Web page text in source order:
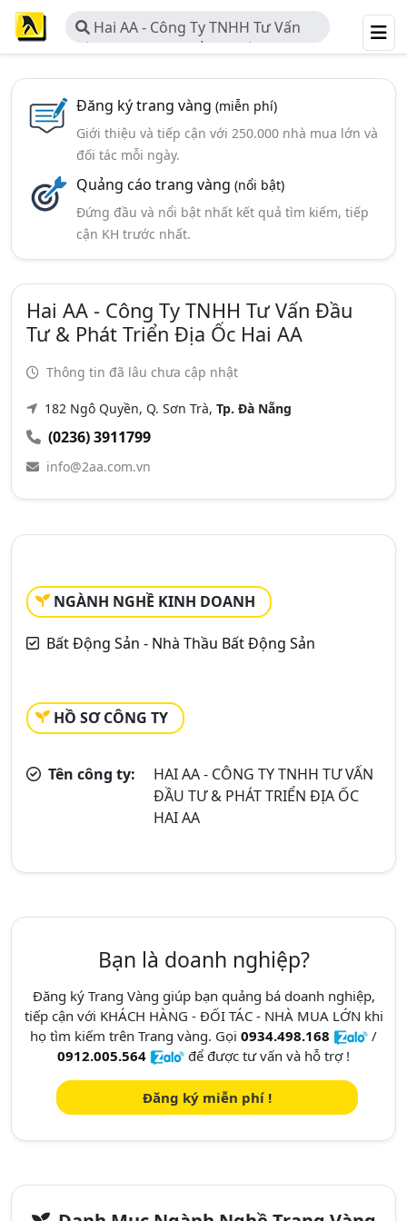
Hai AA - Công Ty TNHH Tư Vấn
Đầu Tư & Phát Triển Địa ốc Hai AA
Đăng ký trang vàng (miễn phí)
Giới thiệu và tiếp cận với 250.000 nhà mua lớn và
đối tác mỗi ngày.
Quảng cáo trang vàng (nổi bật)
Đứng đầu và nổi bật nhất kết quả tìm kiếm, tiếp
cận KH trước nhất.
Hai AA - Công Ty TNHH Tư Vấn Đầu
Tư & Phát Triển Địa Ốc Hai AA
Thông tin đã lâu chưa cập nhật
182 Ngô Quyền, Q. Sơn Trà, Tp. Đà Nẵng
(0236) 3911799
info@2aa.com.vn
NGÀNH NGHỀ KINH DOANH
Bất Động Sản - Nhà Thầu Bất Động Sản
HỒ SƠ CÔNG TY
Tên công ty:
HAI AA - CÔNG TY TNHH TƯ VẤN
ĐẦU TƯ & PHÁT TRIỂN ĐỊA ỐC
HAI AA
Bạn là doanh nghiệp?
Đăng ký Trang Vàng giúp bạn quảng bá doanh nghiệp,
tiếp cận với KHÁCH HÀNG - ĐỐI TÁC - NHÀ MUA LỚN khi
họ tìm kiếm trên Trang vàng. Gọi 0934.498.168
/
0912.005.564
để được tư vấn và hỗ trợ !
Đăng ký miễn phí !